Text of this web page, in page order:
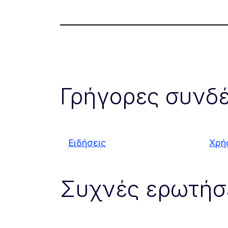
Γρήγορες
Ειδήσεις
Συχνές